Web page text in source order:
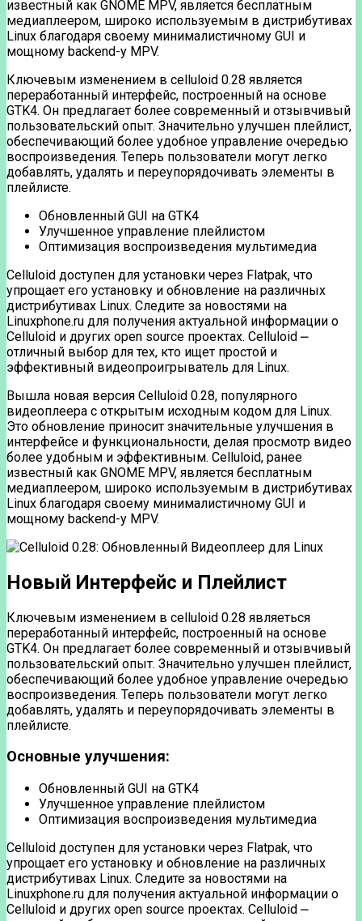
известный как GNOME MPV, является бесплатным
медиаплеером, широко используемым в дистрибутивах
Linux благодаря своему минималистичному GUI и
мощному backend-у MPV.
Ключевым изменением в celluloid 0.28 является
переработанный интерфейс, построенный на основе
GTK4. Он предлагает более современный и отзывчивый
пользовательский опыт. Значительно улучшен плейлист,
обеспечивающий более удобное управление очередью
воспроизведения. Теперь пользователи могут легко
добавлять, удалять и переупорядочивать элементы в
плейлисте.
Обновленный GUI на GTK4
Улучшенное управление плейлистом
Оптимизация воспроизведения мультимедиа
Celluloid доступен для установки через Flatpak, что
упрощает его установку и обновление на различных
дистрибутивах Linux. Следите за новостями на
Linuxphone.ru для получения актуальной информации о
Celluloid и других open source проектах. Celluloid ⎼
отличный выбор для тех, кто ищет простой и
эффективный видеопроигрыватель для Linux.
Вышла новая версия Celluloid 0.28, популярного
видеоплеера с открытым исходным кодом для Linux.
Это обновление приносит значительные улучшения в
интерфейсе и функциональности, делая просмотр видео
более удобным и эффективным. Celluloid, ранее
известный как GNOME MPV, является бесплатным
медиаплеером, широко используемым в дистрибутивах
Linux благодаря своему минималистичному GUI и
мощному backend-у MPV.
Новый Интерфейс и Плейлист
Ключевым изменением в celluloid 0.28 являеться
переработанный интерфейс, построенный на основе
GTK4. Он предлагает более современный и отзывчивый
пользовательский опыт. Значительно улучшен плейлист,
обеспечивающий более удобное управление очередью
воспроизведения. Теперь пользователи могут легко
добавлять, удалять и переупорядочивать элементы в
плейлисте.
Основные улучшения:
Обновленный GUI на GTK4
Улучшенное управление плейлистом
Оптимизация воспроизведения мультимедиа
Celluloid доступен для установки через Flatpak, что
упрощает его установку и обновление на различных
дистрибутивах Linux. Следите за новостями на
Linuxphone.ru для получения актуальной информации о
Celluloid и других open source проектах. Celluloid ⎼